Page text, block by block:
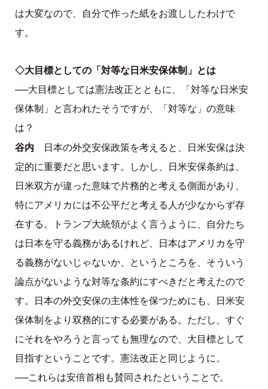
は大変なので、自分で作った紙をお渡ししたわけで
す。
◇大目標としての「対等な日米安保体制」とは
──大目標としては憲法改正とともに、「対等な日米安
保体制」と言われたそうですが、「対等な」の意味
は？
谷内 日本の外交安保政策を考えると、日米安保は決
定的に重要だと思います。しかし、日米安保条約は、
日米双方が違った意味で片務的と考える側面があり、
特にアメリカには不公平だと考える人が少なからず存
在する。トランプ大統領がよく言うように、自分たち
は日本を守る義務があるけれど、日本はアメリカを守
る義務がないじゃないか、というところを、そういう
論点がないような対等な条約にすべきだと考えたので
す。日本の外交安保の主体性を保つためにも、日米安
保体制をより双務的にする必要がある。ただし、すぐ
にそれをやろうと言っても無理なので、大目標として
目指すということです。憲法改正と同じように。
──これらは安倍首相も賛同されたということで。